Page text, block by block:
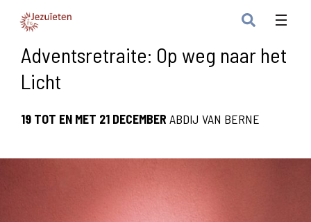
Adventsretraite: Op weg naar het
Licht
19 TOT EN MET 21 DECEMBER ABDIJ VAN BERNE